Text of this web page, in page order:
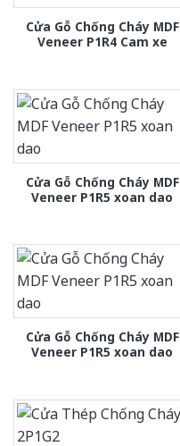
Cửa Gỗ Chống Cháy MDF
Veneer P1R4 Cam xe
Cửa Gỗ Chống Cháy MDF
Veneer P1R5 xoan dao
Cửa Gỗ Chống Cháy MDF
Veneer P1R5 xoan dao